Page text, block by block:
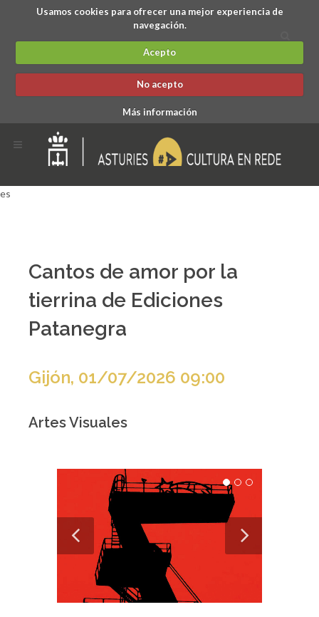
Usamos cookies para ofrecer una mejor experiencia de
navegación.
Acepto
No acepto
Más información
es
Cantos de amor por la
tierrina de Ediciones
Patanegra
Gijón, 01/07/2026 09:00
Artes Visuales